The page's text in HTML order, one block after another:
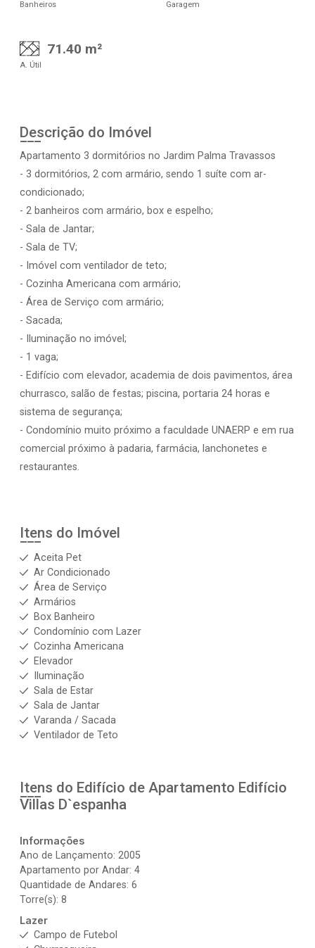
Banheiros Garagem
71.40 m²
A. Útil
Descrição do Imóvel
Apartamento 3 dormitórios no Jardim Palma Travassos
- 3 dormitórios, 2 com armário, sendo 1 suíte com ar-
condicionado;
- 2 banheiros com armário, box e espelho;
- Sala de Jantar;
- Sala de TV;
- Imóvel com ventilador de teto;
- Cozinha Americana com armário;
- Área de Serviço com armário;
- Sacada;
- Iluminação no imóvel;
- 1 vaga;
- Edifício com elevador, academia de dois pavimentos, área
churrasco, salão de festas; piscina, portaria 24 horas e
sistema de segurança;
- Condomínio muito próximo a faculdade UNAERP e em rua
comercial próximo à padaria, farmácia, lanchonetes e
restaurantes.
Itens do Imóvel
Aceita Pet
Ar Condicionado
Área de Serviço
Armários
Box Banheiro
Condomínio com Lazer
Cozinha Americana
Elevador
Iluminação
Sala de Estar
Sala de Jantar
Varanda / Sacada
Ventilador de Teto
Itens do Edifício de Apartamento Edifício
Villas D`espanha
Informações
Ano de Lançamento: 2005
Apartamento por Andar: 4
Quantidade de Andares: 6
Torre(s): 8
Lazer
Campo de Futebol